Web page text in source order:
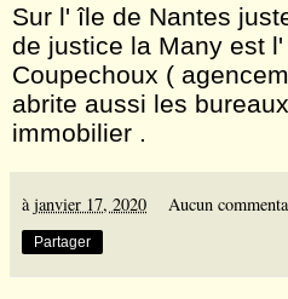
Sur l'île de Nantes
de justice la Many est
Coupechoux (
abrite aussi les
immobilier .
à janvier 17, 2020 Aucun
Partager